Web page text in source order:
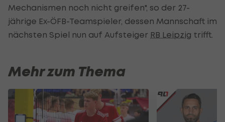
Mechanismen noch nicht greifen", so der 27-
jährige Ex-ÖFB-Teamspieler, dessen Mannschaft im
nächsten Spiel nun auf Aufsteiger RB Leipzig trifft.
Mehr zum Thema